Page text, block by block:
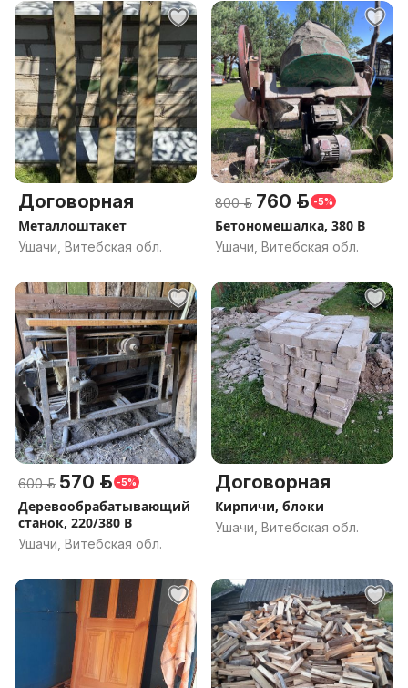
Договорная
Металлоштакет
Ушачи, Витебская обл.
800 р. 760 р. -5%
Бетономешалка, 380 В
Ушачи, Витебская обл.
600 р. 570 р. -5%
Деревообрабатывающий
станок, 220/380 В
Ушачи, Витебская обл.
Договорная
Кирпичи, блоки
Ушачи, Витебская обл.